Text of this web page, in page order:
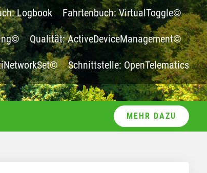
Logbook Fahrtenbuch: VirtualToggle©
Qualität: ActiveDeviceManagement©
Schnittstelle: OpenTelematics
MEHR DAZU